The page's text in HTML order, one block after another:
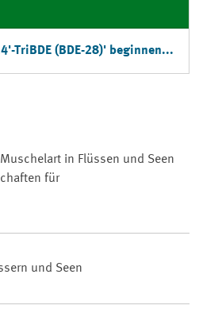
TriBDE (BDE-28)' beginnen...
in Flüssen und Seen
für
und Seen